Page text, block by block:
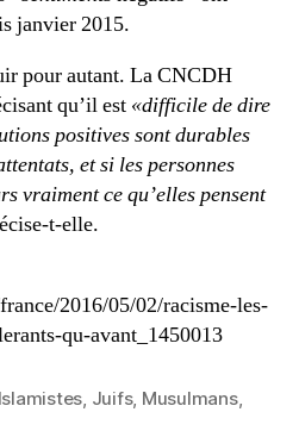
janvier 2015.
pour autant. La CNCDH
qu’il est «difficile de dire
positives sont durables
et si les personnes
vraiment ce qu’elles pensent
t-elle.
2016/05/02/racisme-les-
qu-avant_1450013
Islamistes Juifs, Musulmans,